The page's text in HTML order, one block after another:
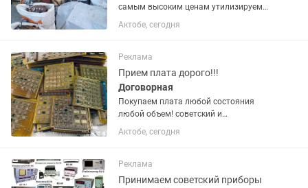
самым высоким ценам утилизируем
орг технику предоставляем полный
пакет документов по утилизации
юридическими лицами.
Актобе, сегодня
Реклама
Прием плата дорого!!!
Договорная
Покупаем плата любой состояния
любой объем! советский и
современный плата, от компьютера
Актобе, сегодня
Реклама
Принимаем советский приборы